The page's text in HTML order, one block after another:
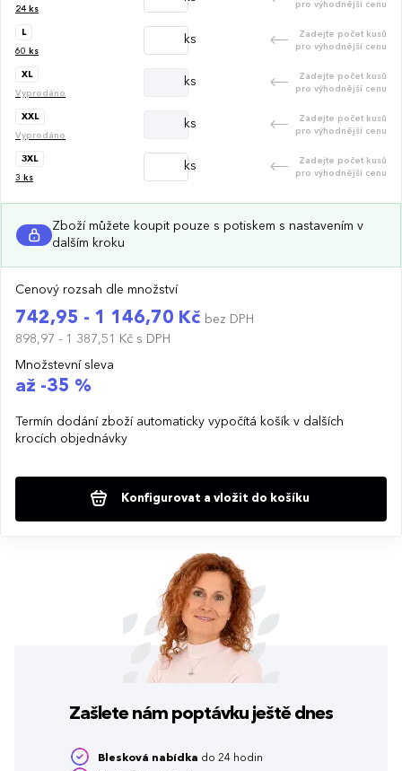
24ks
pro výhodnější cenu
L
60 ks
ks
Zadejte počet kusů
pro výhodnější cenu
XL
Vyprodáno
ks
Zadejte počet kusů
pro výhodnější cenu
XXL
Vyprodáno
ks
Zadejte počet kusů
pro výhodnější cenu
3XL
3 ks
ks
Zadejte počet kusů
pro výhodnější cenu
Zboží můžete koupit pouze s potiskem s nastavením v
dalším kroku
Cenový rozsah dle množství
742,95 - 1 146,70 Kč bez DPH
898,97 - 1 387,51 Kč s DPH
Množstevní sleva
až -35 %
Termín dodání zboží automaticky vypočítá košík v dalších
krocích objednávky
Konfigurovat a vložit do košíku
Zašlete nám poptávku ještě dnes
Blesková nabídka do 24 hodin